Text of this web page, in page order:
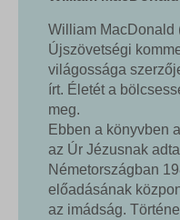
William MacDonald
Újszövetségi
világossága
írt. Életét a
meg.
Ebben a könyvben
az Úr Jézusnak
Németországban
előadásának
az imádság.